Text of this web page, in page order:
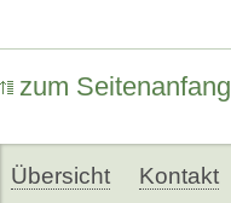
zum Seitenanfang
Übersicht Kontakt